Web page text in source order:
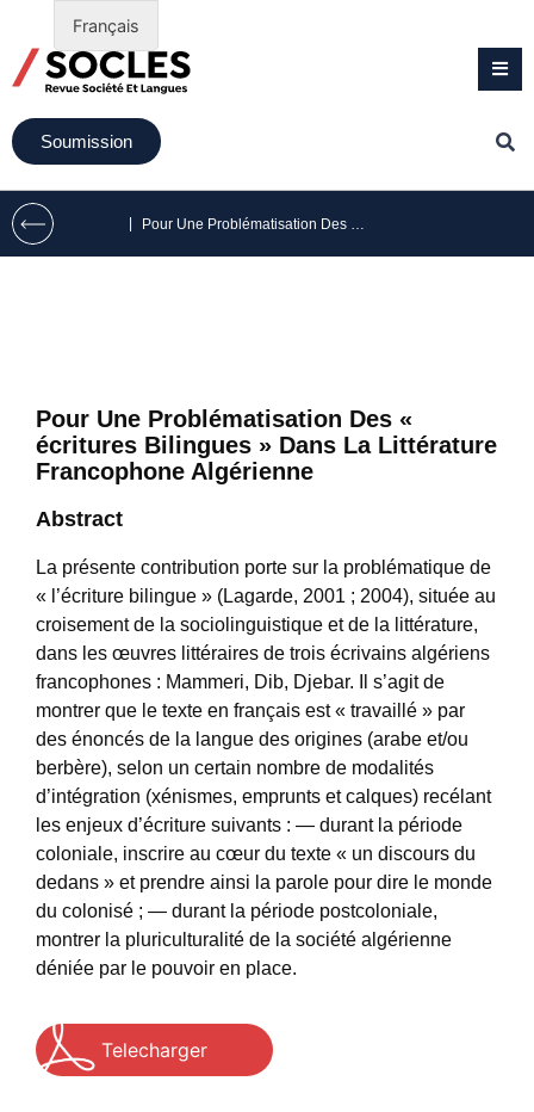
Soumission
Pour Une Problématisation Des «
écritures Bilingues » Dans La Littérature
Francophone Algérienne
Abstract
La présente contribution porte sur la problématique de
« l’écriture bilingue » (Lagarde, 2001 ; 2004), située au
croisement de la sociolinguistique et de la littérature,
dans les œuvres littéraires de trois écrivains algériens
francophones : Mammeri, Dib, Djebar. Il s’agit de
montrer que le texte en français est « travaillé » par
des énoncés de la langue des origines (arabe et/ou
berbère), selon un certain nombre de modalités
d’intégration (xénismes, emprunts et calques) recélant
les enjeux d’écriture suivants : — durant la période
coloniale, inscrire au cœur du texte « un discours du
dedans » et prendre ainsi la parole pour dire le monde
du colonisé ; — durant la période postcoloniale,
montrer la pluriculturalité de la société algérienne
déniée par le pouvoir en place.
Telecharger
Français